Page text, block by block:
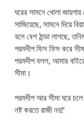
ঘরের সামনে খোলা জায়গায়
সাজিয়েছে, সামনে দিয়ে
বলে বেশ ঠান্ডা লাগছে,
পরমদীপ ফিস ফিস করে
পরমদীপ বলল, আমার
সীমা।
পরমদীপ আর সীমা ঘরে
নষ্ট করতে রাজী নয়!’